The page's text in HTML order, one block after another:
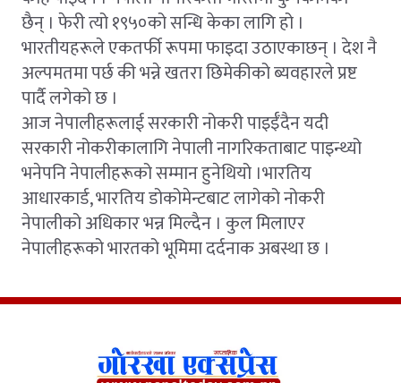
छैन् । फेरी त्यो १९५०को सन्धि केका लागि हो ।
भारतीयहरूले एकतर्फी रूपमा फाइदा उठाएकाछन् । देश नै
अल्पमतमा पर्छ की भन्ने खतरा छिमेकीको ब्यवहारले प्रष्ट
पार्दै लगेको छ ।
आज नेपालीहरूलाई सरकारी नोकरी पाइईँदैन यदी
सरकारी नोकरीकालागि नेपाली नागरिकताबाट पाइन्थ्यो
भनेपनि नेपालीहरूको सम्मान हुनेथियो ।भारतिय
आधारकार्ड, भारतिय डोकोमेन्टबाट लागेको नोकरी
नेपालीको अधिकार भन्न मिल्दैन । कुल मिलाएर
नेपालीहरूको भारतको भूमिमा दर्दनाक अबस्था छ ।